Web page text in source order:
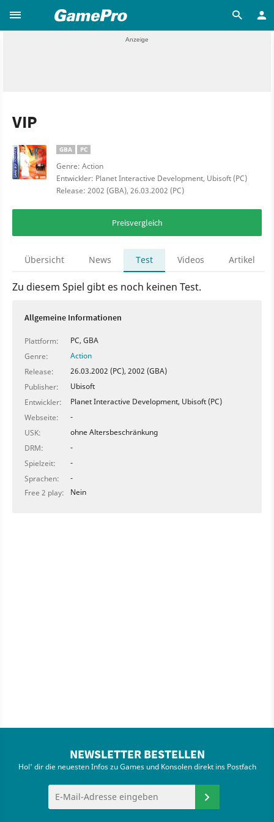
VIP
GBA PC
Genre: Action
Entwickler: Planet Interactive Development, Ubisoft (PC)
Release: 2002 (GBA), 26.03.2002 (PC)
Preisvergleich
Übersicht News Test Videos Artikel
Zu diesem Spiel gibt es noch keinen Test.
Allgemeine Informationen
Plattform:
PC, GBA
Genre:
Action
Release:
26.03.2002 (PC), 2002 (GBA)
Publisher:
Ubisoft
Entwickler:
Planet Interactive Development, Ubisoft (PC)
Webseite:
-
USK:
ohne Altersbeschränkung
DRM:
-
Spielzeit:
-
Sprachen:
-
Free 2 play:
Nein
NEWSLETTER BESTELLEN
Hol' dir die neuesten Infos zu Games und Konsolen direkt ins Postfach